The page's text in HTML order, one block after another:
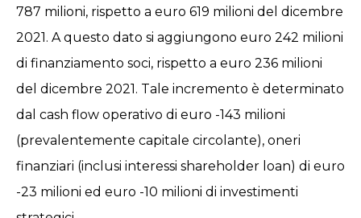
787 milioni, rispetto a euro 619 milioni del dicembre
2021. A questo dato si aggiungono euro 242 milioni
di finanziamento soci, rispetto a euro 236 milioni
del dicembre 2021. Tale incremento è determinato
dal cash flow operativo di euro -143 milioni
(prevalentemente capitale circolante), oneri
finanziari (inclusi interessi shareholder loan) di euro
-23 milioni ed euro -10 milioni di investimenti